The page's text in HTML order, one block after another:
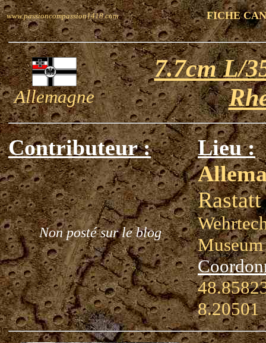
www.passioncompassion1418.com FICHE
Allemagne
7.7cm L/
Contributeur :
Non posté sur le blog
Lieu :
Rastatt
Museum
8.20501